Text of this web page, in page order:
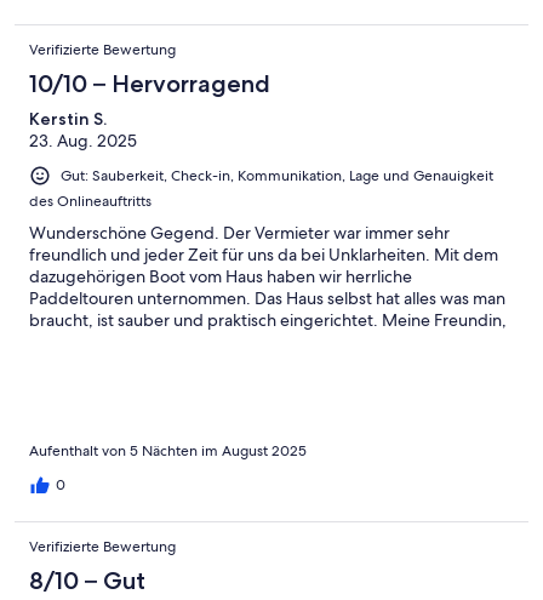
Verifizierte Bewertung
10/10 – Hervorragend
Kerstin S.
23. Aug. 2025
Gut: Sauberkeit, Check-in, Kommunikation, Lage und Genauigkeit
des Onlineauftritts
Wunderschöne Gegend. Der Vermieter war immer sehr
freundlich und jeder Zeit für uns da bei Unklarheiten. Mit dem
dazugehörigen Boot vom Haus haben wir herrliche
Paddeltouren unternommen. Das Haus selbst hat alles was man
braucht, ist sauber und praktisch eingerichtet. Meine Freundin,
Aufenthalt von 5 Nächten im August 2025
0
Verifizierte Bewertung
8/10 – Gut